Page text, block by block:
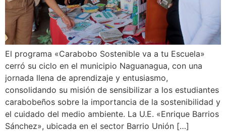
El programa «Carabobo Sostenible va a tu Escuela»
cerró su ciclo en el municipio Naguanagua, con una
jornada llena de aprendizaje y entusiasmo,
consolidando su misión de sensibilizar a los estudiantes
carabobeños sobre la importancia de la sostenibilidad y
el cuidado del medio ambiente. La U.E. «Enrique Barrios
Sánchez», ubicada en el sector Barrio Unión […]